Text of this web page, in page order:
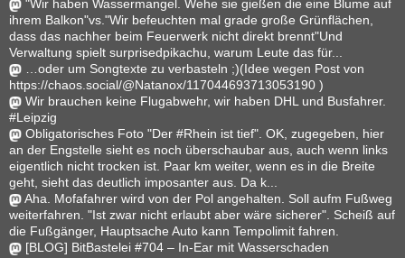
"Wir haben Wassermangel. Wehe sie gießen die eine Blume auf
ihrem Balkon"vs."Wir befeuchten mal grade große Grünflächen,
dass das nachher beim Feuerwerk nicht direkt brennt"Und
Verwaltung spielt surprisedpikachu, warum Leute das für...
…oder um Songtexte zu verbasteln ;)(Idee wegen Post von
https://chaos.social/@Natanox/117044693713053190 )
Wir brauchen keine Flugabwehr, wir haben DHL und Busfahrer.
#Leipzig
Obligatorisches Foto "Der #Rhein ist tief". OK, zugegeben, hier
an der Engstelle sieht es noch überschaubar aus, auch wenn links
eigentlich nicht trocken ist. Paar km weiter, wenn es in die Breite
geht, sieht das deutlich imposanter aus. Da k...
Aha. Mofafahrer wird von der Pol angehalten. Soll aufm Fußweg
weiterfahren. "Ist zwar nicht erlaubt aber wäre sicherer". Scheiß auf
die Fußgänger, Hauptsache Auto kann Tempolimit fahren.
[BLOG] BitBastelei #704 – In-Ear mit Wasserschaden